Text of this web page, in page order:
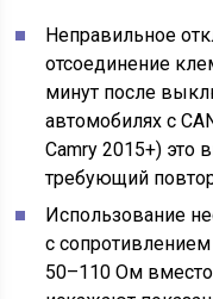
Неправильное
отсоединение
минут после
автомобилях с
Camry 2015+) это
требующий
Использование
с
50–110 Ом